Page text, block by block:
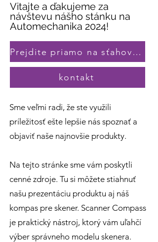
Vitajte a ďakujeme za
návštevu nášho stánku na
Automechanika 2024!
Prejdite priamo na sťahovanie
kontakt
Sme veľmi radi, že ste využili
príležitosť ešte lepšie nás spoznať a
objaviť naše najnovšie produkty.
Na tejto stránke sme vám poskytli
cenné zdroje. Tu si môžete stiahnuť
našu prezentáciu produktu aj náš
kompas pre skener. Scanner Compass
je praktický nástroj, ktorý vám uľahčí
výber správneho modelu skenera.